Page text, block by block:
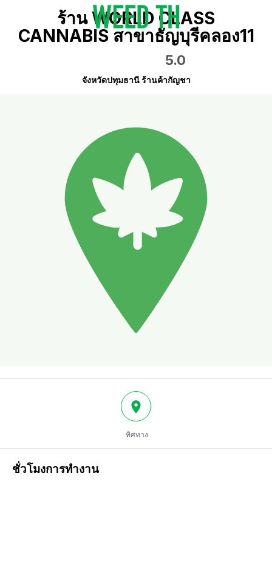
ร้าน WORLD CLASS
CANNABIS สาขาธัญบุรีคลอง11
5.0
จังหวัดปทุมธานี ร้านค้ากัญชา
ทิศทาง
ชั่วโมงการทำงาน